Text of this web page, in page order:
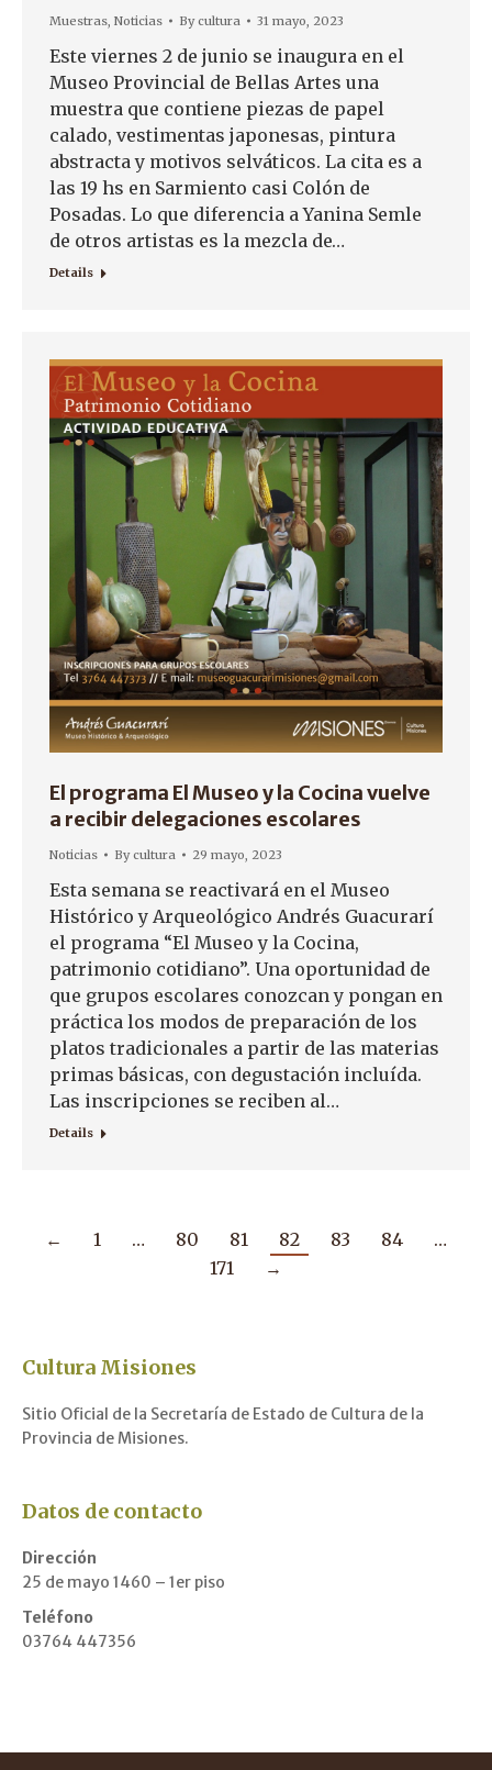
Muestras, Noticias Bycultura 31 mayo, 2023
Este viernes 2 de junio se inaugura en el
Museo Provincial de Bellas Artes una
muestra que contiene piezas de papel
calado, vestimentas japonesas, pintura
abstracta y motivos selváticos. La cita es a
las 19 hs en Sarmiento casi Colón de
Posadas. Lo que diferencia a Yanina Semle
de otros artistas es la mezcla de…
Details
El programa El Museo y la Cocina vuelve
a recibir delegaciones escolares
Noticias Bycultura 29 mayo, 2023
Esta semana se reactivará en el Museo
Histórico y Arqueológico Andrés Guacurarí
el programa “El Museo y la Cocina,
patrimonio cotidiano”. Una oportunidad de
que grupos escolares conozcan y pongan en
práctica los modos de preparación de los
platos tradicionales a partir de las materias
primas básicas, con degustación incluída.
Las inscripciones se reciben al…
Details
← 1 … 80 81 82 83 84
…
171
→
Cultura Misiones
Sitio Oficial de la Secretaría de Estado de Cultura de la
Provincia de Misiones.
Datos de contacto
Dirección
25 de mayo 1460 – 1er piso
Teléfono
03764 447356